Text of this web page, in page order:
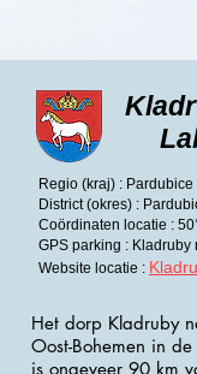
Regio (kraj) : Pardubice
District (okres) :
Coördinaten locatie :
GPS parking : Kladruby
Website locatie :
Het dorp Kladruby
Oost-Bohemen in
is ongeveer 90 km